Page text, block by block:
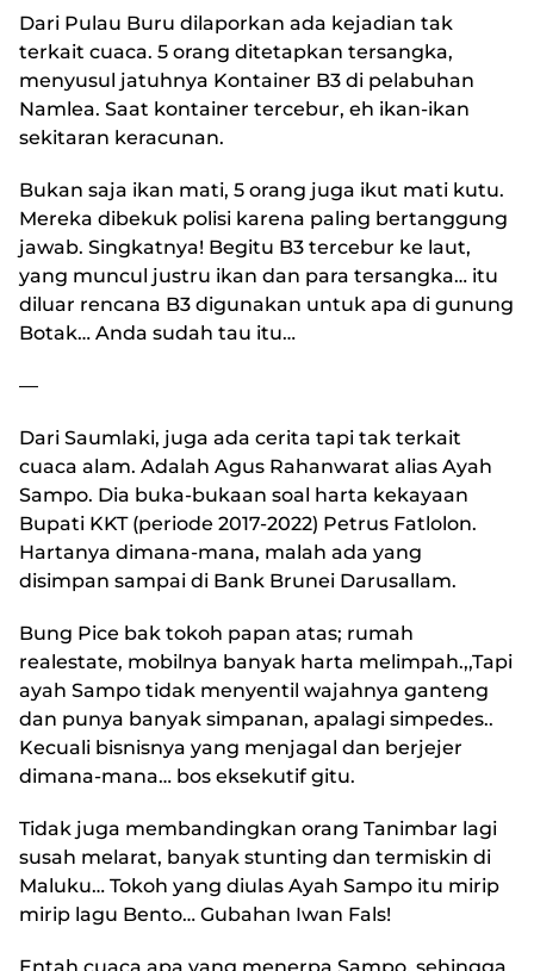
Dari Pulau Buru dilaporkan ada kejadian tak
terkait cuaca. 5 orang ditetapkan tersangka,
menyusul jatuhnya Kontainer B3 di pelabuhan
Namlea. Saat kontainer tercebur, eh ikan-ikan
sekitaran keracunan.
Bukan saja ikan mati, 5 orang juga ikut mati kutu.
Mereka dibekuk polisi karena paling bertanggung
jawab. Singkatnya! Begitu B3 tercebur ke laut,
yang muncul justru ikan dan para tersangka… itu
diluar rencana B3 digunakan untuk apa di gunung
Botak… Anda sudah tau itu…
—
Dari Saumlaki, juga ada cerita tapi tak terkait
cuaca alam. Adalah Agus Rahanwarat alias Ayah
Sampo. Dia buka-bukaan soal harta kekayaan
Bupati KKT (periode 2017-2022) Petrus Fatlolon.
Hartanya dimana-mana, malah ada yang
disimpan sampai di Bank Brunei Darusallam.
Bung Pice bak tokoh papan atas; rumah
realestate, mobilnya banyak harta melimpah.,,Tapi
ayah Sampo tidak menyentil wajahnya ganteng
dan punya banyak simpanan, apalagi simpedes..
Kecuali bisnisnya yang menjagal dan berjejer
dimana-mana… bos eksekutif gitu.
Tidak juga membandingkan orang Tanimbar lagi
susah melarat, banyak stunting dan termiskin di
Maluku… Tokoh yang diulas Ayah Sampo itu mirip
mirip lagu Bento… Gubahan Iwan Fals!